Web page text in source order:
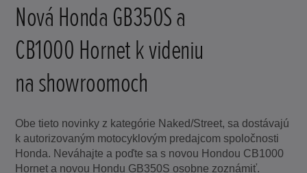
Nová Honda GB350S a
CB1000 Hornet k videniu
na showroomoch
Obe tieto novinky z kategórie Naked/Street, sa dostávajú
k autorizovaným motocyklovým predajcom spoločnosti
Honda. Neváhajte a poďte sa s novou Hondou CB1000
Hornet a novou Hondu GB350S osobne zoznámiť.